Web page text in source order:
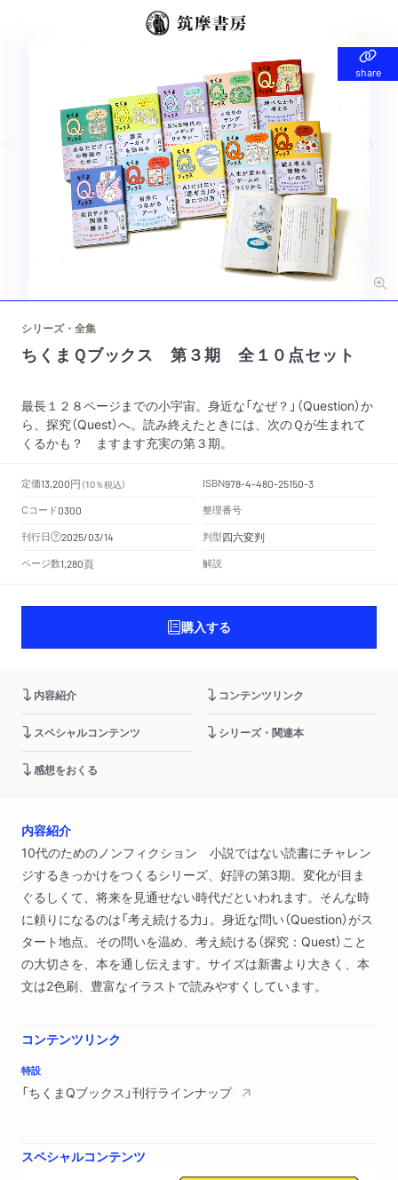
share
share
Previous slide
シリーズ・全集
ちくまＱブックス 第３期 全１０点セット
最長１２８ページまでの小宇宙。身近な「なぜ？」（Question）か
ら、探究（Quest）へ。読み終えたときには、次のＱが生まれて
くるかも？ ますます充実の第３期。
定価13,200円 （10％税込） ISBN978-4-480-25150-3
Cコード0300
整理番号
刊行日
2025/03/14 判型四六変判
ページ数1,280頁 解説
購入する
内容紹介 コンテンツリンク
スペシャルコンテンツ シリーズ・関連本
感想をおくる
内容紹介
10代のためのノンフィクション 小説ではない読書にチャレン
ジするきっかけをつくるシリーズ、好評の第3期。変化が目ま
ぐるしくて、将来を見通せない時代だといわれます。そんな時
に頼りになるのは「考え続ける力」。身近な問い（Question）がス
タート地点。その問いを温め、考え続ける（探究：Quest）こと
の大切さを、本を通し伝えます。サイズは新書より大きく、本
文は2色刷、豊富なイラストで読みやすくしています。
コンテンツリンク
特設
「ちくまQブックス」刊行ラインナップ
スペシャルコンテンツ